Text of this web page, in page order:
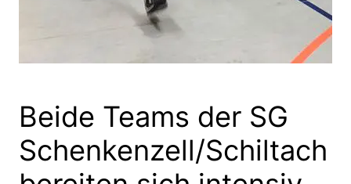
Beide Teams der SG
Schenkenzell/Schiltach